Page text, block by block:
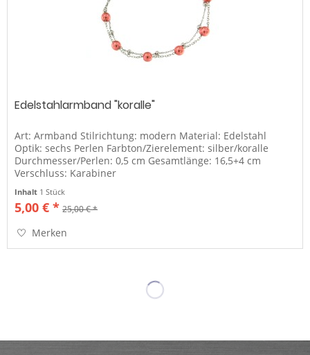
Edelstahlarmband "koralle"
Art: Armband Stilrichtung: modern Material: Edelstahl
Optik: sechs Perlen Farbton/Zierelement: silber/koralle
Durchmesser/Perlen: 0,5 cm Gesamtlänge: 16,5+4 cm
Verschluss: Karabiner
Inhalt 1 Stück
5,00 € * 25,00 € *
Merken